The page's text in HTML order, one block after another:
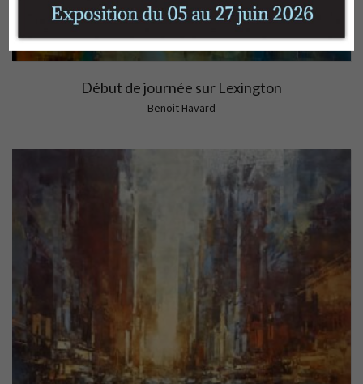
Début de journée sur Lexington
Benoit Havard